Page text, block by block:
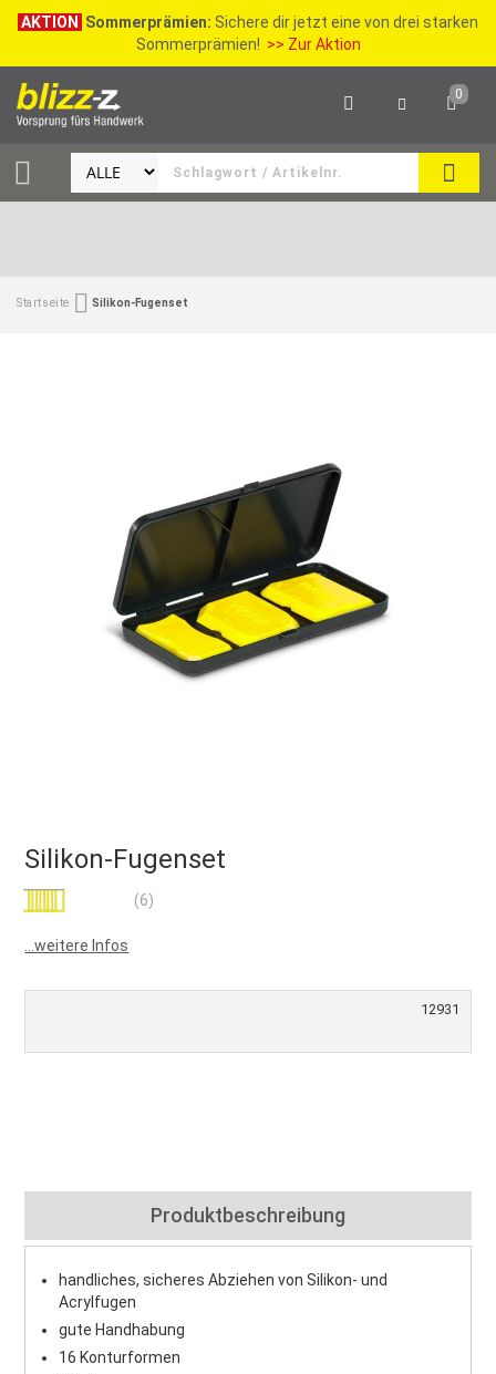
AKTION Sommerprämien: Sichere dir jetzt eine von drei starken
Sommerprämien! >> Zur Aktion
0
Startseite Silikon-Fugenset
Silikon-Fugenset
Bewertung: (6)
...weitere Infos
12931
Produktbeschreibung
handliches, sicheres Abziehen von Silikon- und
Acrylfugen
gute Handhabung
16 Konturformen